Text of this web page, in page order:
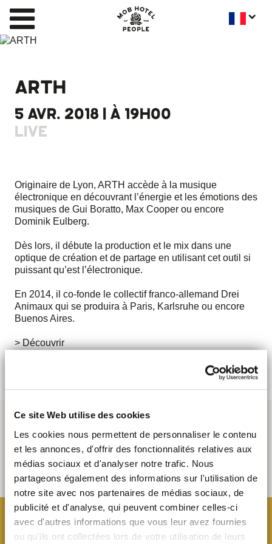
Ce site Web utilise des cookies
Les cookies nous permettent de personnaliser le contenu
et les annonces, d'offrir des fonctionnalités relatives aux
médias sociaux et d'analyser notre trafic. Nous
partageons également des informations sur l'utilisation de
notre site avec nos partenaires de médias sociaux, de
publicité et d'analyse, qui peuvent combiner celles-ci
avec d'autres informations que vous leur avez fournies
ou qu'ils ont collectées lors de votre utilisation de leurs
ARTH
5 AVR. 2018 | À 19H00
LIVE
Originaire de Lyon, ARTH accède à la musique
électronique en découvrant l’énergie et les émotions des
musiques de Gui Boratto, Max Cooper ou encore
Dominik Eulberg.
Dès lors, il débute la production et le mix dans une
optique de création et de partage en utilisant cet outil si
puissant qu’est l’électronique.
En 2014, il co-fonde le collectif franco-allemand Drei
Animaux qui se produira à Paris, Karlsruhe ou encore
Buenos Aires.
> Découvrir